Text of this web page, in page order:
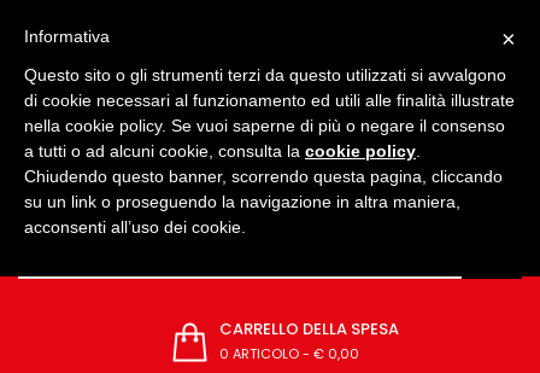
CARRELLO DELLA SPESA
0 ARTICOLO- € 0,00
×
Informativa
Questo sito o gli strumenti terzi da questo utilizzati si avvalgono
di cookie necessari al funzionamento ed utili alle finalità illustrate
nella cookie policy. Se vuoi saperne di più o negare il consenso
a tutti o ad alcuni cookie, consulta la cookie policy
Chiudendo questo banner, scorrendo questa pagina, cliccando
su un link o proseguendo la navigazione in altra maniera,
acconsenti all’uso dei cookie.